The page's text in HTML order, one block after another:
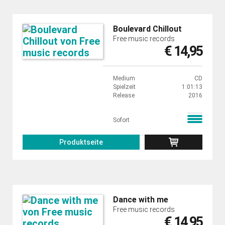
Boulevard Chillout
Free music records
€ 14,95
Medium
CD
Spielzeit
1:01:13
Release
2016
Sofort
Produktseite
Dance with me
Free music records